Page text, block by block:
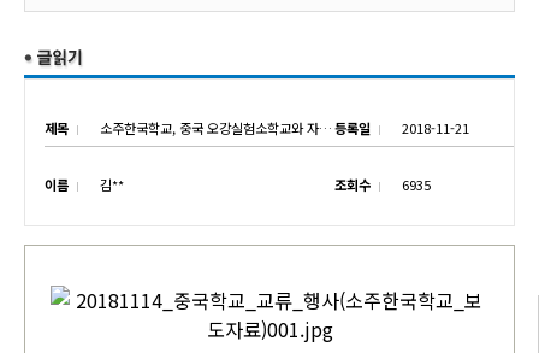
제목 소주한국학교, 중국 오강실험소학교와 자매결연등록일 2018-11-21
이름 김** 조회수 6935